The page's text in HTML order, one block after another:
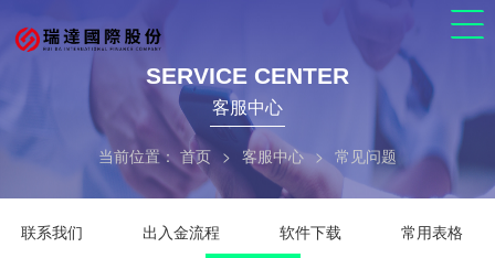
SERVICE CENTER
客服中心
当前位置： 首页 > 客服中心 > 常见问题
联系我们 出入金流程 软件下载
常用表格